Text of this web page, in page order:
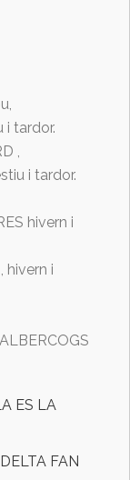
i tardor.
,
i tardor.
hivern i
hivern i
ES LA
FAN